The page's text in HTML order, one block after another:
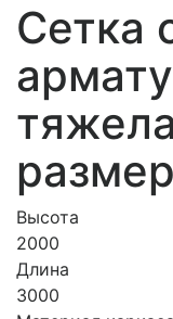
Сетка
Высота
2000
Длина
3000